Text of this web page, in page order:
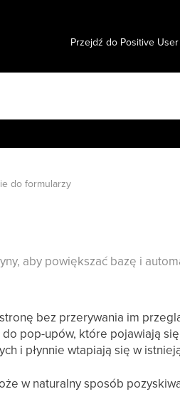
Przejdź do Positive User
do formularzy
aby powiększać bazę i
bez przerywania im
pop-upów, które pojawiają
i płynnie wtapiają się w
w naturalny sposób